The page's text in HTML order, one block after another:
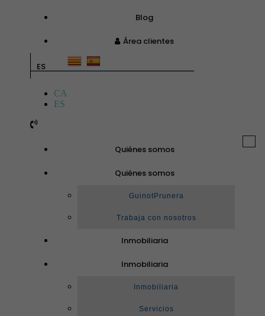
Blog
Área clientes
ES
CA
ES
Quiénes somos
Quiénes somos
GuinotPrunera
Trabaja con nosotros
Inmobiliaria
Inmobiliaria
Inmobiliaria
Servicios